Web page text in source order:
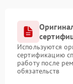
Используются
сертификацию
работу после
обязательств